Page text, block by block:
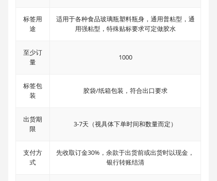
标签用
途
适用于各种食品玻璃瓶塑料瓶身，通用普粘型，通
用强粘型，特殊贴标要求可定做胶水
至少订
量
1000
标签包
装
胶袋/纸箱包装，符合出口要求
出货期
限
3-7天（视具体下单时间和数量而定）
支付方
式
先收取订金30%，余款于出货前或出货时以现金，
银行转账结清